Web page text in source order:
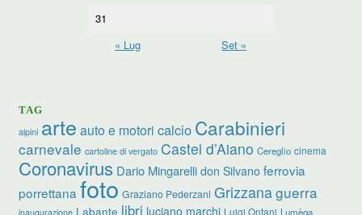
31
« Lug
Set »
TAG
alpini arte auto e motori calcio Carabinieri
carnevale cartoline di vergato Castel d’Aiano Cereglio cinema
Coronavirus Dario Mingarelli don Silvano ferrovia
porrettana foto Graziano Pederzani Grizzanaguerra
inaugurazione Labante libri luciano marchi Luigi Ontani Lumèga